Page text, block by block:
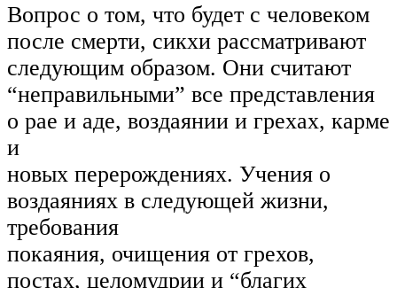
Вопрос о том, что будет с человеком
после смерти, сикхи рассматривают
следующим образом. Они считают
“неправильными” все представления
о рае и аде, воздаянии и грехах, карме
и
новых перерождениях. Учения о
воздаяниях в следующей жизни,
требования
покаяния, очищения от грехов,
постах, целомудрии и “благих